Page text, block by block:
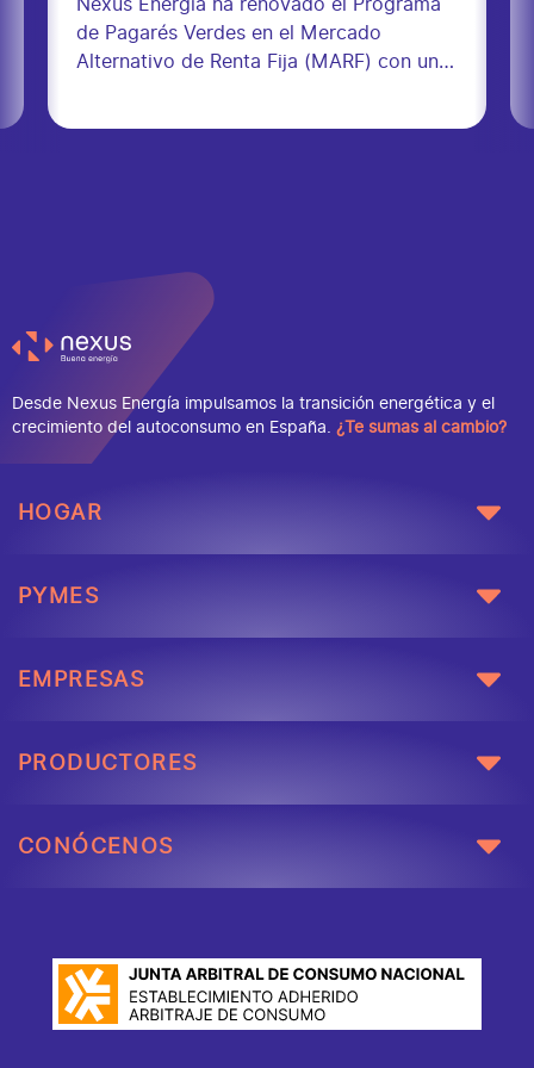
de Pagarés Verdes en el Mercado
Alternativo de Renta Fija (MARF) con un
Desde Nexus Energía impulsamos la transición energética y el
crecimiento del autoconsumo en España. ¿Te sumas al cambio?
HOGAR
PYMES
EMPRESAS
PRODUCTORES
CONÓCENOS